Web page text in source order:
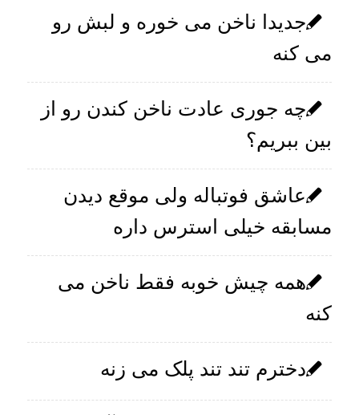
جدیدا ناخن می خوره و لبش رو
می کنه
چه جوری عادت ناخن کندن رو از
بین ببریم؟
عاشق فوتباله ولی موقع دیدن
مسابقه خیلی استرس داره
همه چیش خوبه فقط ناخن می
کنه
دخترم تند تند پلک می زنه